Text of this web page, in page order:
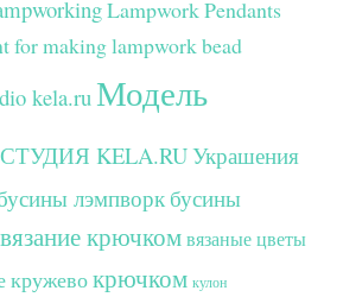
Lampwork Pendants
for making lampwork bead
kela.ru Модель
СТУДИЯ KELA.RUУкрашения
лэмпворк бусины
вязание крючкомвязаные цветы
кружевокрючком кулон